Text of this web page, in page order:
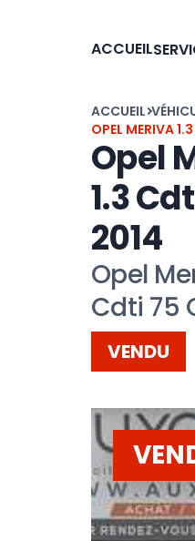
ACCUEIL
ACCUEIL
OPEL MERIVA
Opel
1.3
2014
Opel
Cdti 75
VENDU